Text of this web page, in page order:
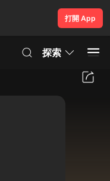
打開 App
探索